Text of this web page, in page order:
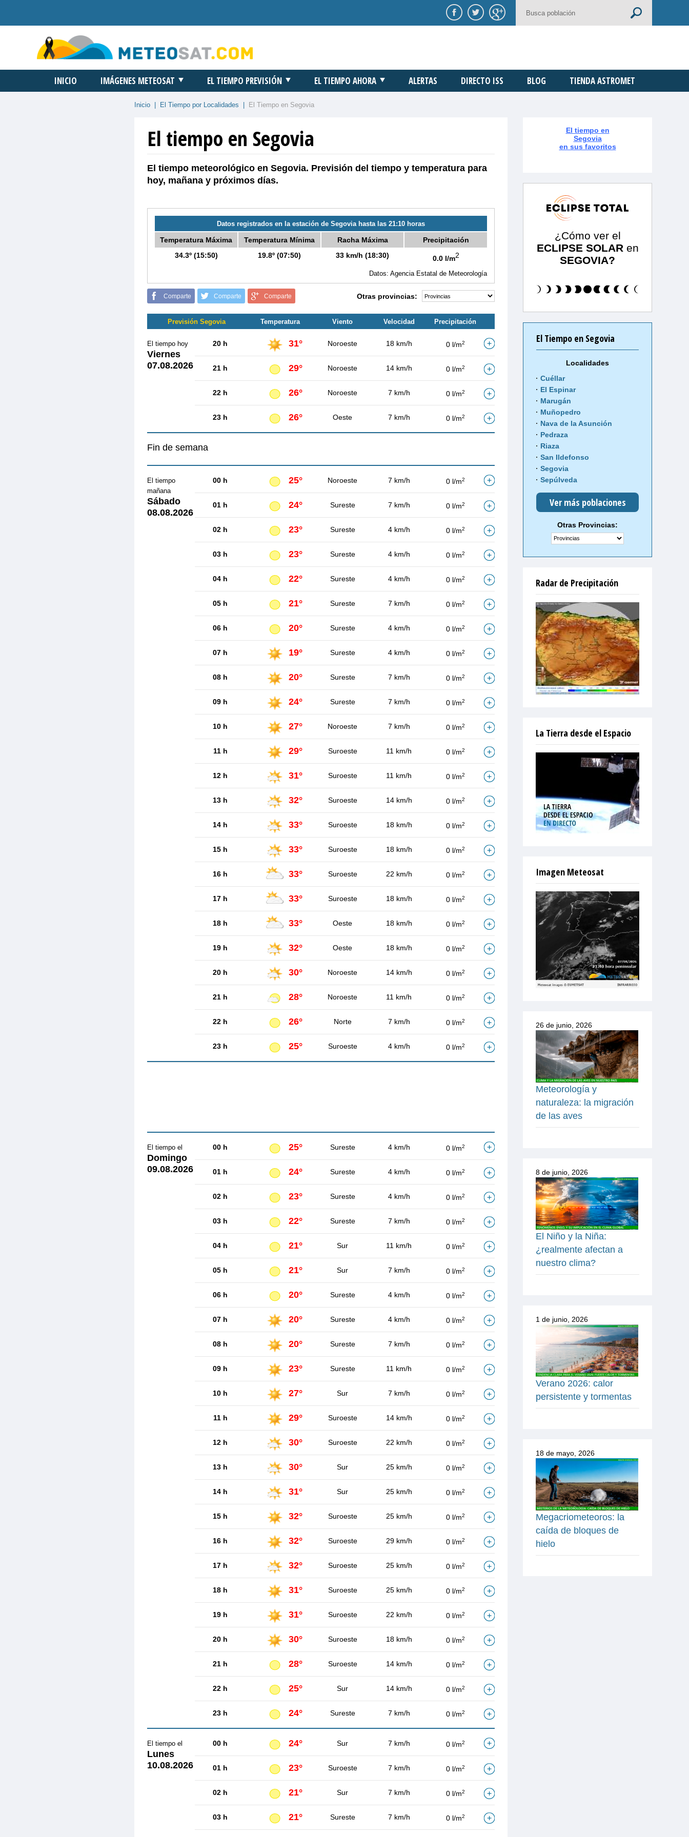
INICIO IMÁGENES METEOSAT EL TIEMPO PREVISIÓN EL TIEMPO AHORA ALERTAS DIRECTO ISS BLOG TIENDA ASTROMET
Inicio El Tiempo por Localidades El Tiempo en Segovia
El tiempo en Segovia
El tiempo meteorológico en Segovia. Previsión del tiempo y temperatura para
hoy, mañana y próximos días.
Datos registrados en la estación de Segovia hasta las 21:10 horas
Temperatura Máxima
34.3º (15:50)
Temperatura Mínima
19.8º (07:50)
Racha Máxima
33 km/h (18:30)
Precipitación
0.0 l/m2
Datos: Agencia Estatal de Meteorología
Comparte Comparte Comparte Otras provincias:
Previsión Segovia Temperatura Viento Velocidad Precipitación
El tiempo hoy
Viernes
07.08.2026
20 h 31° Noroeste 18 km/h 0 l/m2
21 h 29° Noroeste 14 km/h 0 l/m2
22 h 26° Noroeste 7 km/h 0 l/m2
23 h 26° Oeste 7 km/h 0 l/m2
Fin de semana
El tiempo
mañana
Sábado
08.08.2026
00 h 25° Noroeste 7 km/h 0 l/m2
01 h 24° Sureste 7 km/h 0 l/m2
02 h 23° Sureste 4 km/h 0 l/m2
03 h 23° Sureste 4 km/h 0 l/m2
04 h 22° Sureste 4 km/h 0 l/m2
05 h 21° Sureste 7 km/h 0 l/m2
06 h 20° Sureste 4 km/h 0 l/m2
07 h 19° Sureste 4 km/h 0 l/m2
08 h 20° Sureste 7 km/h 0 l/m2
09 h 24° Sureste 7 km/h 0 l/m2
10 h 27° Noroeste 7 km/h 0 l/m2
11 h 29° Suroeste 11 km/h 0 l/m2
12 h 31° Suroeste 11 km/h 0 l/m2
13 h 32° Suroeste 14 km/h 0 l/m2
14 h 33° Suroeste 18 km/h 0 l/m2
15 h 33° Suroeste 18 km/h 0 l/m2
16 h 33° Suroeste 22 km/h 0 l/m2
17 h 33° Suroeste 18 km/h 0 l/m2
18 h 33° Oeste 18 km/h 0 l/m2
19 h 32° Oeste 18 km/h 0 l/m2
20 h 30° Noroeste 14 km/h 0 l/m2
21 h 28° Noroeste 11 km/h 0 l/m2
22 h 26° Norte 7 km/h 0 l/m2
23 h 25° Suroeste 4 km/h 0 l/m2
El tiempo el
Domingo
09.08.2026
00 h 25° Sureste 4 km/h 0 l/m2
01 h 24° Sureste 4 km/h 0 l/m2
02 h 23° Sureste 4 km/h 0 l/m2
03 h 22° Sureste 7 km/h 0 l/m2
04 h 21° Sur 11 km/h 0 l/m2
05 h 21° Sur 7 km/h 0 l/m2
06 h 20° Sureste 4 km/h 0 l/m2
07 h 20° Sureste 4 km/h 0 l/m2
08 h 20° Sureste 7 km/h 0 l/m2
09 h 23° Sureste 11 km/h 0 l/m2
10 h 27° Sur 7 km/h 0 l/m2
11 h 29° Suroeste 14 km/h 0 l/m2
12 h 30° Suroeste 22 km/h 0 l/m2
13 h 30° Sur 25 km/h 0 l/m2
14 h 31° Sur 25 km/h 0 l/m2
15 h 32° Suroeste 25 km/h 0 l/m2
16 h 32° Suroeste 29 km/h 0 l/m2
17 h 32° Suroeste 25 km/h 0 l/m2
18 h 31° Suroeste 25 km/h 0 l/m2
19 h 31° Suroeste 22 km/h 0 l/m2
20 h 30° Suroeste 18 km/h 0 l/m2
21 h 28° Suroeste 14 km/h 0 l/m2
22 h 25° Sur 14 km/h 0 l/m2
23 h 24° Sureste 7 km/h 0 l/m2
El tiempo el
Lunes
10.08.2026
00 h 24° Sur 7 km/h 0 l/m2
01 h 23° Suroeste 7 km/h 0 l/m2
02 h 21° Sur 7 km/h 0 l/m2
03 h 21° Sureste 7 km/h 0 l/m2
El tiempo en
Segovia
en sus favoritos
¿Cómo ver el
ECLIPSE SOLAR en
SEGOVIA?
El Tiempo en Segovia
Localidades
Cuéllar
El Espinar
Marugán
Muñopedro
Nava de la Asunción
Pedraza
Riaza
San Ildefonso
Segovia
Sepúlveda
Ver más poblaciones
Otras Provincias:
Radar de Precipitación
La Tierra desde el Espacio
Imagen Meteosat
26 de junio, 2026
Meteorología y
naturaleza: la migración
de las aves
8 de junio, 2026
El Niño y la Niña:
¿realmente afectan a
nuestro clima?
1 de junio, 2026
Verano 2026: calor
persistente y tormentas
18 de mayo, 2026
Megacriometeoros: la
caída de bloques de
hielo